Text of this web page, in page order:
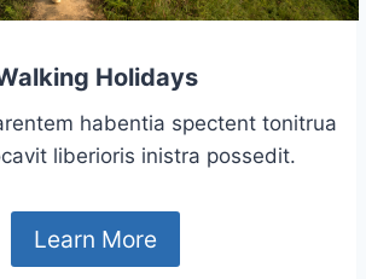
Holidays
habentia spectent tonitrua
liberioris inistra possedit.
Learn More